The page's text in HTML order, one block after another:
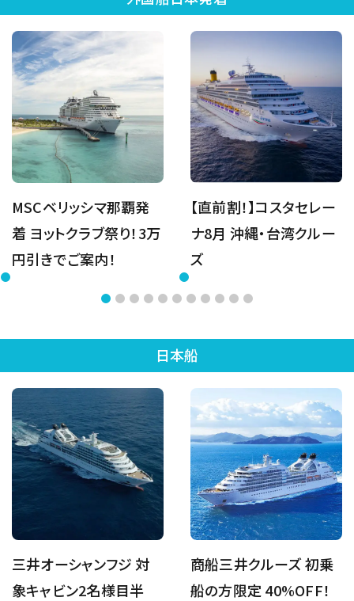
MSCベリッシマ那覇発
着 ヨットクラブ祭り！3万
円引きでご案内！
【直前割！】コスタセレー
ナ8月 沖縄・台湾クルー
ズ
日本船
三井オーシャンフジ 対
象キャビン2名様目半
商船三井クルーズ 初乗
船の方限定 40%OFF！